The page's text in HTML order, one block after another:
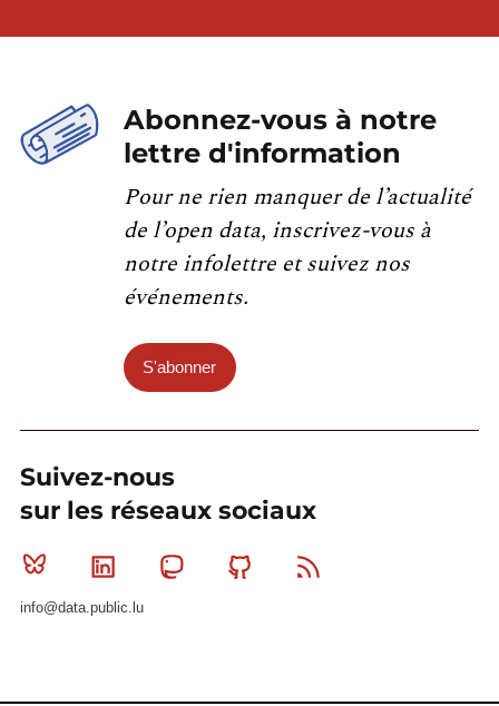
Abonnez-vous à notre
lettre d'information
Pour ne rien manquer de l’actualité
de l’open data, inscrivez-vous à
notre infolettre et suivez nos
événements.
S'abonner
Suivez-nous
sur les réseaux sociaux
Bluesky Linkedin MastodonGithub
info@data.public.lu